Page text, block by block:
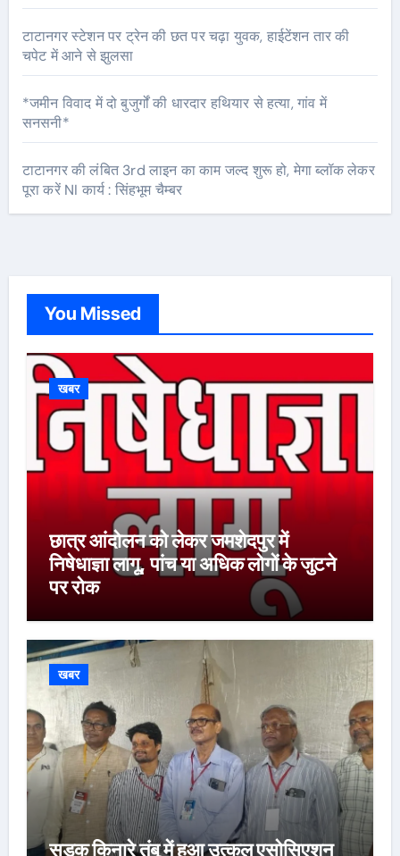
टाटानगर स्टेशन पर ट्रेन की छत पर चढ़ा युवक, हाईटेंशन तार की
चपेट में आने से झुलसा
*जमीन विवाद में दो बुजुर्गों की धारदार हथियार से हत्या, गांव में
सनसनी*
टाटानगर की लंबित 3rd लाइन का काम जल्द शुरू हो, मेगा ब्लॉक लेकर
पूरा करें NI कार्य : सिंहभूम चैम्बर
You Missed
खबर
छात्र आंदोलन को लेकर जमशेदपुर में
निषेधाज्ञा लागू, पांच या अधिक लोगों के जुटने
पर रोक
खबर
सड़क किनारे तंबू में हुआ उत्कल एसोसिएशन